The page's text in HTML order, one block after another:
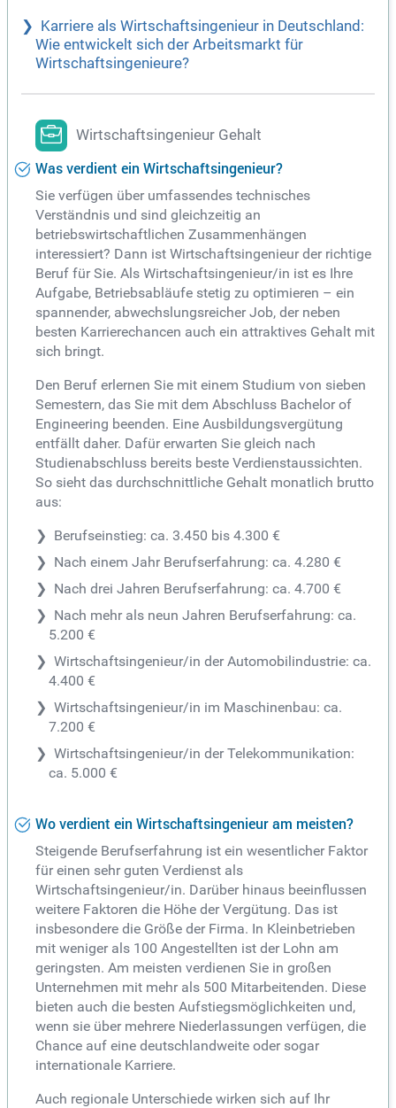
Karriere als Wirtschaftsingenieur in Deutschland:
Wie entwickelt sich der Arbeitsmarkt für
Wirtschaftsingenieure?
Wirtschaftsingenieur Gehalt
Was verdient ein Wirtschaftsingenieur?
Sie verfügen über umfassendes technisches
Verständnis und sind gleichzeitig an
betriebswirtschaftlichen Zusammenhängen
interessiert? Dann ist Wirtschaftsingenieur der richtige
Beruf für Sie. Als Wirtschaftsingenieur/in ist es Ihre
Aufgabe, Betriebsabläufe stetig zu optimieren – ein
spannender, abwechslungsreicher Job, der neben
besten Karrierechancen auch ein attraktives Gehalt mit
sich bringt.
Den Beruf erlernen Sie mit einem Studium von sieben
Semestern, das Sie mit dem Abschluss Bachelor of
Engineering beenden. Eine Ausbildungsvergütung
entfällt daher. Dafür erwarten Sie gleich nach
Studienabschluss bereits beste Verdienstaussichten.
So sieht das durchschnittliche Gehalt monatlich brutto
aus:
Berufseinstieg: ca. 3.450 bis 4.300 €
Nach einem Jahr Berufserfahrung: ca. 4.280 €
Nach drei Jahren Berufserfahrung: ca. 4.700 €
Nach mehr als neun Jahren Berufserfahrung: ca.
5.200 €
Wirtschaftsingenieur/in der Automobilindustrie: ca.
4.400 €
Wirtschaftsingenieur/in im Maschinenbau: ca.
7.200 €
Wirtschaftsingenieur/in der Telekommunikation:
ca. 5.000 €
Wo verdient ein Wirtschaftsingenieur am meisten?
Steigende Berufserfahrung ist ein wesentlicher Faktor
für einen sehr guten Verdienst als
Wirtschaftsingenieur/in. Darüber hinaus beeinflussen
weitere Faktoren die Höhe der Vergütung. Das ist
insbesondere die Größe der Firma. In Kleinbetrieben
mit weniger als 100 Angestellten ist der Lohn am
geringsten. Am meisten verdienen Sie in großen
Unternehmen mit mehr als 500 Mitarbeitenden. Diese
bieten auch die besten Aufstiegsmöglichkeiten und,
wenn sie über mehrere Niederlassungen verfügen, die
Chance auf eine deutschlandweite oder sogar
internationale Karriere.
Auch regionale Unterschiede wirken sich auf Ihr